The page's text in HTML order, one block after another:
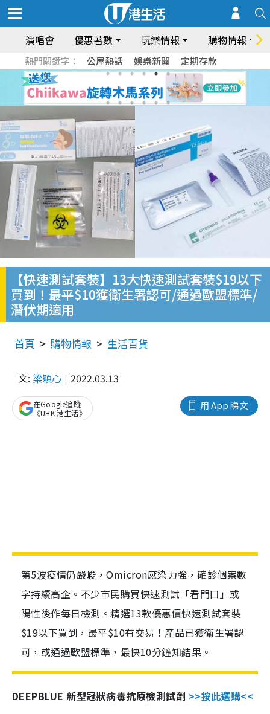
演唱會 優惠著數 玩樂情報 購物情報
熱門關鍵字： 公屋熱話 娛樂新聞 定期存款
【快速測試套裝】13大快速測試套裝$19以下
買到！最平$10獲衛生署認可/通過歐盟標準/
潛伏期適用
首頁 購物情報 生活百貨
文: 梁穎心 2022.03.13
用 App 睇文
在Google追蹤
《UHK 港生活》
第5波疫情仍嚴峻，Omicron感染力強，確診個案數
字持續高企。不少市民購買快速測試「看門口」或
陽性後作每日檢測。精選13款優惠價快速測試套裝
$19以下買到，最平$10有交易！產品已獲衛生署認
可，或通過歐盟標準，最快10分鐘知結果。
DEEPBLUE 新型冠狀病毒抗原檢測試劑 >>按此選購<<